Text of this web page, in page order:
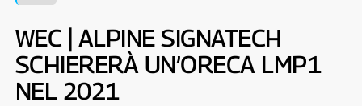
WEC | ALPINE SIGNATECH
SCHIERERÀ UN’ORECA LMP1
NEL 2021